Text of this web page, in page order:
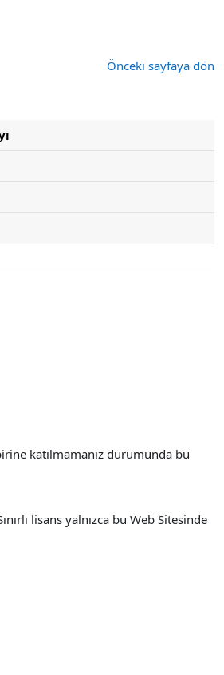
Önceki sayfaya dön
katılmamanız durumunda bu
lisans yalnızca bu Web Sitesinde